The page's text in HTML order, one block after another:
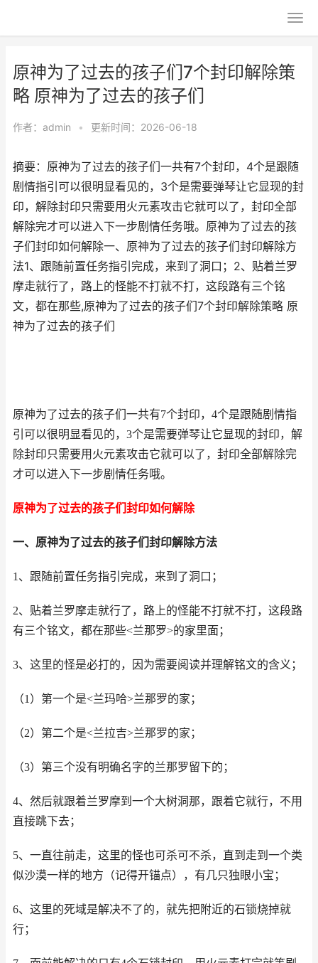
原神为了过去的孩子们7个封印解除策
略 原神为了过去的孩子们
作者： admin • 更新时间：2026-06-18
摘要：原神为了过去的孩子们一共有7个封印，4个是跟随
剧情指引可以很明显看见的，3个是需要弹琴让它显现的封
印，解除封印只需要用火元素攻击它就可以了，封印全部
解除完才可以进入下一步剧情任务哦。原神为了过去的孩
子们封印如何解除一、原神为了过去的孩子们封印解除方
法1、跟随前置任务指引完成，来到了洞口；2、贴着兰罗
摩走就行了，路上的怪能不打就不打，这段路有三个铭
文，都在那些,原神为了过去的孩子们7个封印解除策略 原
神为了过去的孩子们
原神为了过去的孩子们一共有7个封印，4个是跟随剧情指
引可以很明显看见的，3个是需要弹琴让它显现的封印，解
除封印只需要用火元素攻击它就可以了，封印全部解除完
才可以进入下一步剧情任务哦。
原神为了过去的孩子们封印如何解除
一、原神为了过去的孩子们封印解除方法
1、跟随前置任务指引完成，来到了洞口；
2、贴着兰罗摩走就行了，路上的怪能不打就不打，这段路
有三个铭文，都在那些<兰那罗>的家里面；
3、这里的怪是必打的，因为需要阅读并理解铭文的含义；
（1）第一个是<兰玛哈>兰那罗的家；
（2）第二个是<兰拉吉>兰那罗的家；
（3）第三个没有明确名字的兰那罗留下的；
4、然后就跟着兰罗摩到一个大树洞那，跟着它就行，不用
直接跳下去；
5、一直往前走，这里的怪也可杀可不杀，直到走到一个类
似沙漠一样的地方（记得开锚点），有几只独眼小宝；
6、这里的死域是解决不了的，就先把附近的石锁烧掉就
行；